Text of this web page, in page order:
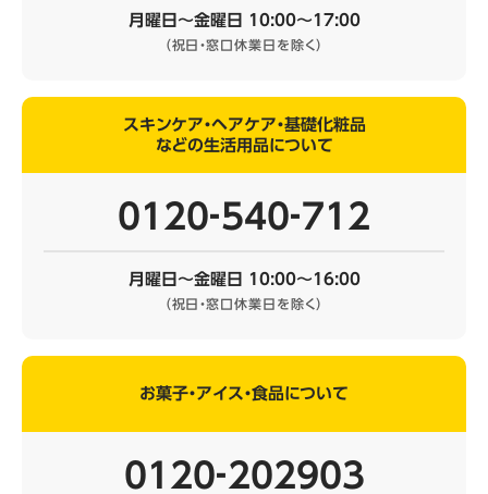
月曜日～金曜日 10:00～17:00
（祝日・窓口休業日を除く）
スキンケア・ヘアケア・基礎化粧品
などの生活用品について
0120‐540‐712
月曜日～金曜日 10:00～16:00
（祝日・窓口休業日を除く）
お菓子・アイス・食品について
0120‐202903